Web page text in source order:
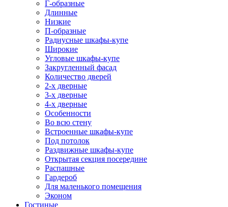
Г-образные
Длинные
Низкие
П-образные
Радиусные шкафы-купе
Широкие
Угловые шкафы-купе
Закругленный фасад
Количество дверей
2-х дверные
3-х дверные
4-х дверные
Особенности
Во всю стену
Встроенные шкафы-купе
Под потолок
Раздвижные шкафы-купе
Открытая секция посередине
Распашные
Гардероб
Для маленького помещения
Эконом
Гостиные